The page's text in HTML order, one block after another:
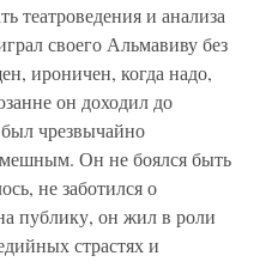
театроведения и анализа
своего Альмавиву без
ироничен, когда надо,
он доходил до
был чрезвычайно
Он не боялся быть
не заботился о
публику, он жил в роли
страстях и